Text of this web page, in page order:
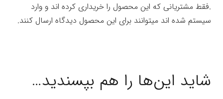
.فقط مشتریانی که این محصول را خریداری کرده اند و وارد
سیستم شده اند میتوانند برای این محصول دیدگاه ارسال کنند.
شاید این‌ها را هم بپسندید…